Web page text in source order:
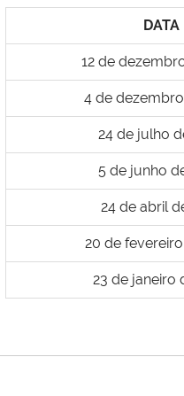
DATA
12 de
4 de
24 de julho
5 de junho
24 de abril
20 de
23 de janeiro